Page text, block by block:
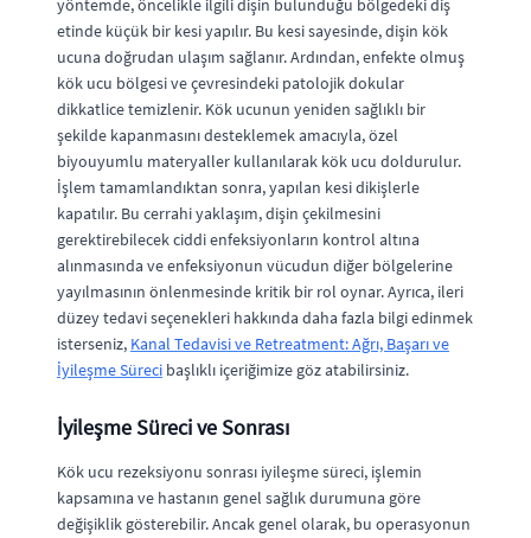
yöntemde, öncelikle ilgili dişin bulunduğu bölgedeki diş
etinde küçük bir kesi yapılır. Bu kesi sayesinde, dişin kök
ucuna doğrudan ulaşım sağlanır. Ardından, enfekte olmuş
kök ucu bölgesi ve çevresindeki patolojik dokular
dikkatlice temizlenir. Kök ucunun yeniden sağlıklı bir
şekilde kapanmasını desteklemek amacıyla, özel
biyouyumlu materyaller kullanılarak kök ucu doldurulur.
İşlem tamamlandıktan sonra, yapılan kesi dikişlerle
kapatılır. Bu cerrahi yaklaşım, dişin çekilmesini
gerektirebilecek ciddi enfeksiyonların kontrol altına
alınmasında ve enfeksiyonun vücudun diğer bölgelerine
yayılmasının önlenmesinde kritik bir rol oynar. Ayrıca, ileri
düzey tedavi seçenekleri hakkında daha fazla bilgi edinmek
isterseniz, Kanal Tedavisi ve Retreatment: Ağrı, Başarı ve
İyileşme Süreci başlıklı içeriğimize göz atabilirsiniz.
İyileşme Süreci ve Sonrası
Kök ucu rezeksiyonu sonrası iyileşme süreci, işlemin
kapsamına ve hastanın genel sağlık durumuna göre
değişiklik gösterebilir. Ancak genel olarak, bu operasyonun